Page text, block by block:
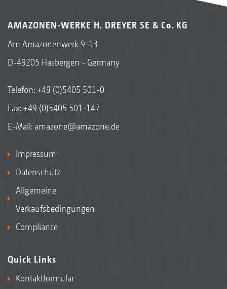
AMAZONEN-WERKE H. DREYER SE & Co. KG
Am Amazonenwerk 9-13
D-49205 Hasbergen - Germany
Telefon:+49 (0)5405 501-0
Fax: +49 (0)5405 501-147
E-Mail: amazone@amazone.de
Impressum
Datenschutz
Allgemeine
Verkaufsbedingungen
Compliance
Quick Links
Kontaktformular